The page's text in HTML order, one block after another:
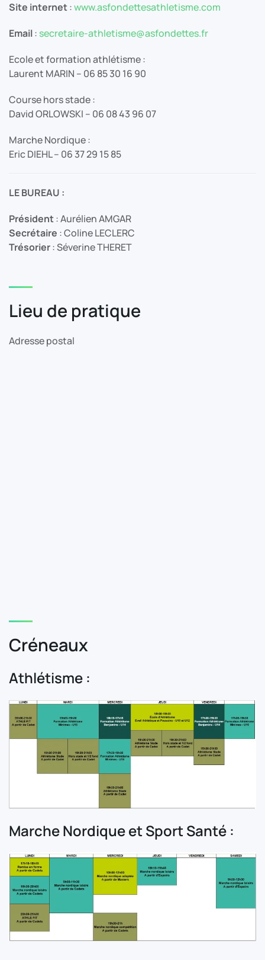
Site internet:www.asfondettesathletisme.com
Email: secretaire-athletisme@asfondettes.fr
Ecole et formation athlétisme :
Laurent MARIN – 06 85 30 16 90
Course hors stade :
David ORLOWSKI – 06 08 43 96 07
Marche Nordique :
Eric DIEHL – 06 37 29 15 85
LE BUREAU :
Président: Aurélien AMGAR
Secrétaire : Coline LECLERC
Trésorier: Séverine THERET
Lieu de pratique
Adresse postal
Créneaux
Athlétisme :
Marche Nordique et Sport Santé :